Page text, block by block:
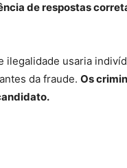
de respostas
ilegalidade usaria
da fraude. Os